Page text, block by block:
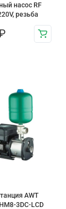
насос RF
резьба
AWT
3DC-LCD